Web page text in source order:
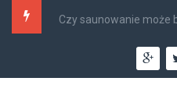
Czy saunowanie może